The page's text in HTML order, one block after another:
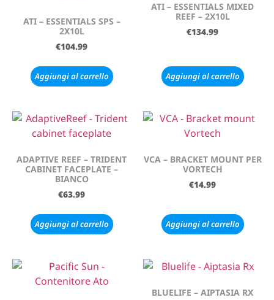
ATI – ESSENTIALS SPS –
2X10L
€104.99
Aggiungi al carrello
ATI – ESSENTIALS MIXED
REEF – 2X10L
€134.99
Aggiungi al carrello
ADAPTIVE REEF – TRIDENT
CABINET FACEPLATE –
BIANCO
€63.99
Aggiungi al carrello
VCA – BRACKET MOUNT PER
VORTECH
€14.99
Aggiungi al carrello
BLUELIFE – AIPTASIA RX